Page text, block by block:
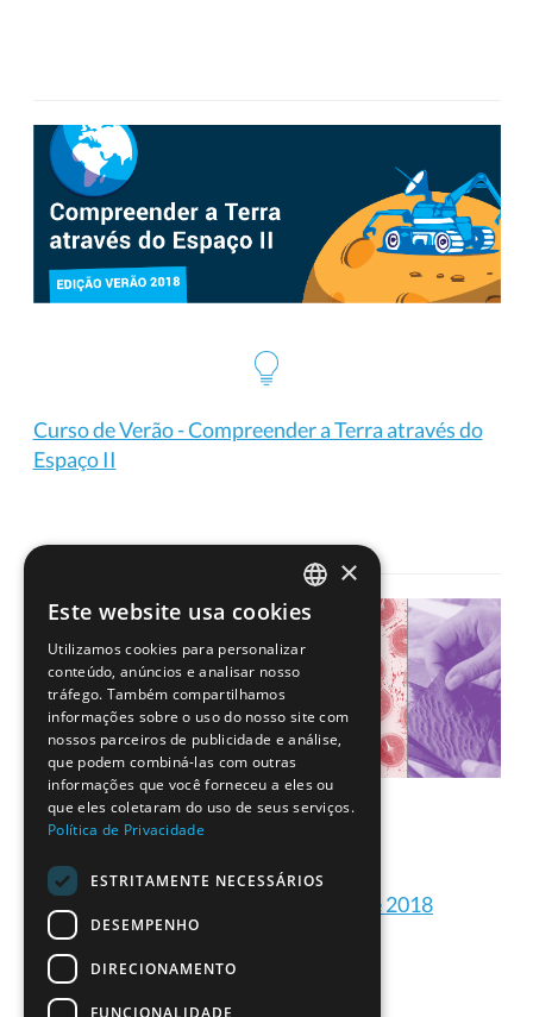
Curso de Verão - Compreender a Terra através do
Espaço II
Formações ESERO Portugal de 2018
PORTUGUESE
ENGLISH
×
Este website usa cookies
Utilizamos cookies para personalizar
conteúdo, anúncios e analisar nosso
tráfego. Também compartilhamos
informações sobre o uso do nosso site com
nossos parceiros de publicidade e análise,
que podem combiná-las com outras
informações que você forneceu a eles ou
que eles coletaram do uso de seus serviços.
Política de Privacidade
ESTRITAMENTE NECESSÁRIOS
DESEMPENHO
DIRECIONAMENTO
FUNCIONALIDADE